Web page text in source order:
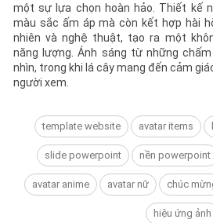
một sự lựa chọn hoàn hảo. Thiết kế
màu sắc ấm áp mà còn kết hợp hài
nhiên và nghệ thuật, tạo ra một
năng lượng. Ánh sáng từ những
nhìn, trong khi lá cây mang đến cảm
người xem.
template website avatar items
slide powerpoint nền powerpoint
avatar anime avatar nữ chúc
hiệu ứng ảnh